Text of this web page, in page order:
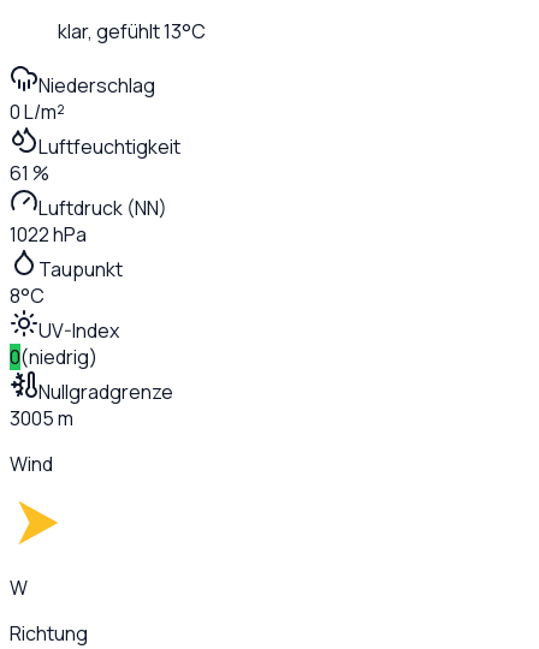
klar, gefühlt13°C
Niederschlag
0 L/m²
Luftfeuchtigkeit
61 %
Luftdruck (NN)
1022 hPa
Taupunkt
8°C
UV-Index
0(niedrig)
Nullgradgrenze
3005 m
Wind
W
Richtung